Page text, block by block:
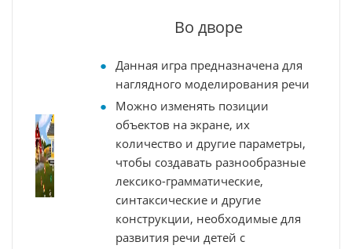
Во дворе
Данная игра предназначена для
наглядного моделирования речи
Можно изменять позиции
объектов на экране, их
количество и другие параметры,
чтобы создавать разнообразные
лексико-грамматические,
синтаксические и другие
конструкции, необходимые для
развития речи детей с